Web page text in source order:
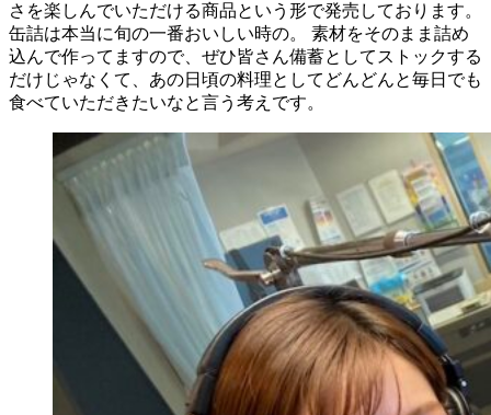
さを楽しんでいただける商品という形で発売しております。
缶詰は本当に旬の一番おいしい時の。 素材をそのまま詰め
込んで作ってますので、ぜひ皆さん備蓄としてストックする
だけじゃなくて、あの日頃の料理としてどんどんと毎日でも
食べていただきたいなと言う考えです。